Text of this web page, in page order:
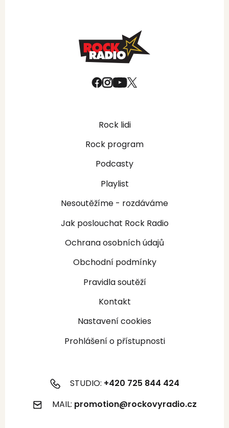
Rock lidi
Rock program
Podcasty
Playlist
Nesoutěžíme - rozdáváme
Jak poslouchat Rock Radio
Ochrana osobních údajů
Obchodní podmínky
Pravidla soutěží
Kontakt
Nastavení cookies
Prohlášení o přístupnosti
STUDIO: +420 725 844 424
MAIL: promotion@rockovyradio.cz